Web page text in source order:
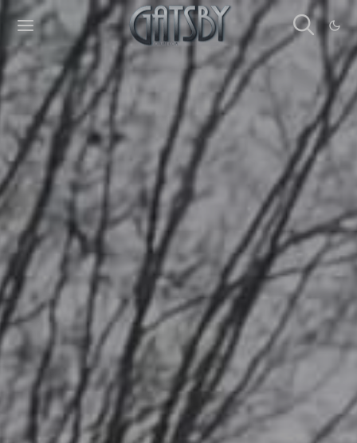
Cookies management panel